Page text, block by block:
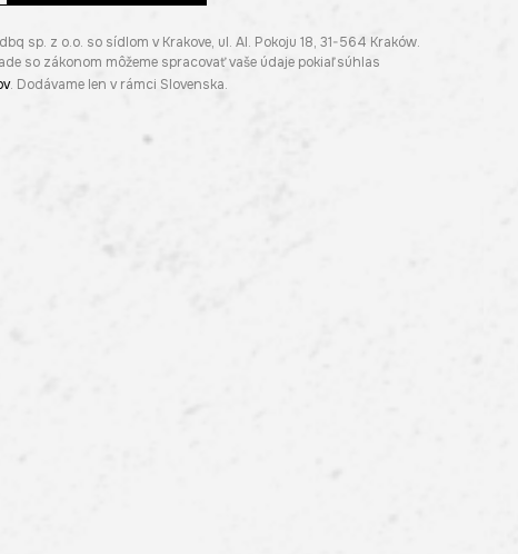
sp. z o.o. so sídlom v Krakove, ul. Al. Pokoju 18, 31-564 Kraków.
so zákonom môžeme spracovať vaše údaje pokiaľ súhlas
. Dodávame len v rámci Slovenska.